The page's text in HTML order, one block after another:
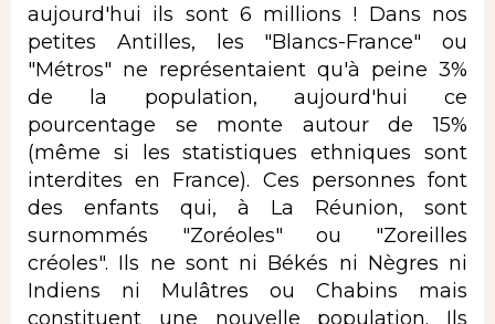
aujourd'hui ils sont 6 millions ! Dans nos
petites Antilles, les "Blancs-France" ou
"Métros" ne représentaient qu'à peine 3%
de la population, aujourd'hui ce
pourcentage se monte autour de 15%
(même si les statistiques ethniques sont
interdites en France). Ces personnes font
des enfants qui, à La Réunion, sont
surnommés "Zoréoles" ou "Zoreilles
créoles". Ils ne sont ni Békés ni Nègres ni
Indiens ni Mulâtres ou Chabins mais
constituent une nouvelle population. Ils